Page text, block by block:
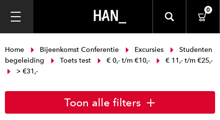
0
Home Bijeenkomst Conferentie Excursies
Studenten
begeleiding
Toets test € 0,- t/m €10,-
€ 11,- t/m €25,-
> €31,-
Toon alle filters